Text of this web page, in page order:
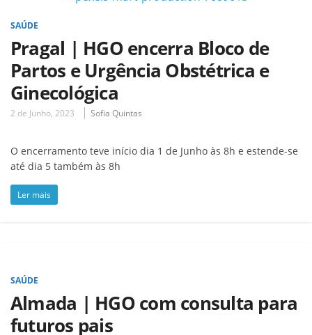
SAÚDE
Pragal | HGO encerra Bloco de
Partos e Urgência Obstétrica e
Ginecológica
2 de Junho, 2023 Sofia Quintas
O encerramento teve início dia 1 de Junho às 8h e estende-se
até dia 5 também às 8h
Ler mais
SAÚDE
Almada | HGO com consulta para
futuros pais